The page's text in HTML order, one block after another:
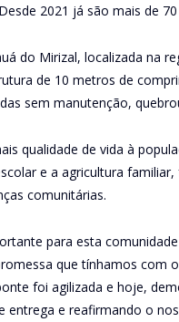
2021 já são mais de
do Mirizal, localizada na
de 10 metros de
sem manutenção,
qualidade de vida à
e a agricultura
comunitárias.
para esta
que tínhamos com
foi agilizada e hoje,
entrega e reafirmando o